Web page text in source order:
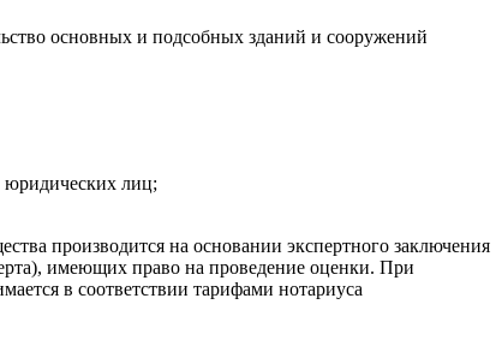
основных и подсобных зданий и сооружений
юридических лиц;
производится на основании экспертного заключения
имеющих право на проведение оценки. При
в соответствии тарифами нотариуса